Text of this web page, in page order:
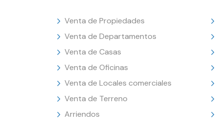
Venta de Propiedades
Venta de Departamentos
Venta de Casas
Venta de Oficinas
Venta de Locales comerciales
Venta de Terreno
Arriendos